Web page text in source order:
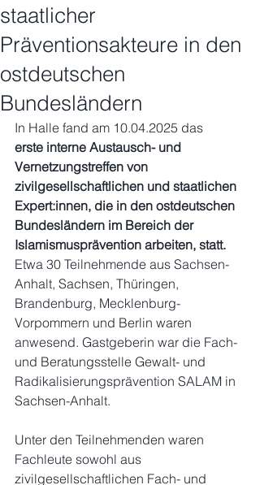
staatlicher
Präventionsakteure in den
ostdeutschen
Bundesländern
In Halle fand am 10.04.2025 das
erste interne Austausch- und
Vernetzungstreffen von
zivilgesellschaftlichen und staatlichen
Expert:innen, die in den ostdeutschen
Bundesländern im Bereich der
Islamismusprävention arbeiten, statt.
Etwa 30 Teilnehmende aus Sachsen-
Anhalt, Sachsen, Thüringen,
Brandenburg, Mecklenburg-
Vorpommern und Berlin waren
anwesend. Gastgeberin war die Fach-
und Beratungsstelle Gewalt- und
Radikalisierungsprävention SALAM in
Sachsen-Anhalt.
Unter den Teilnehmenden waren
Fachleute sowohl aus
zivilgesellschaftlichen Fach- und